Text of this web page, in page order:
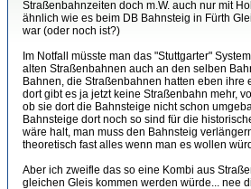
Straßenbahnzeiten doch m.W. auch nur mit
ähnlich wie es beim DB Bahnsteig in Fürth
war (oder noch ist?)
Im Notfall müsste man das "Stuttgarter"
alten Straßenbahnen auch an den selben
Bahnen, die Straßenbahnen hatten eben ihre
dort gibt es ja jetzt keine Straßenbahn mehr,
ob sie dort die Bahnsteige nicht schon
Bahnsteige dort noch so sind für die
wäre halt, man muss den Bahnsteig
theoretisch fast alles wenn man es wollen
Aber ich zweifle das so eine Kombi aus
gleichen Gleis kommen werden würde... nee